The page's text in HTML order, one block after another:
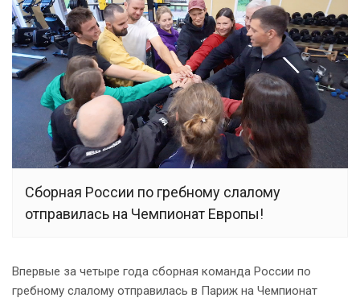
Сборная России по гребному слалому
отправилась на Чемпионат Европы!
Впервые за четыре года сборная команда России по
гребному слалому отправилась в Париж на Чемпионат